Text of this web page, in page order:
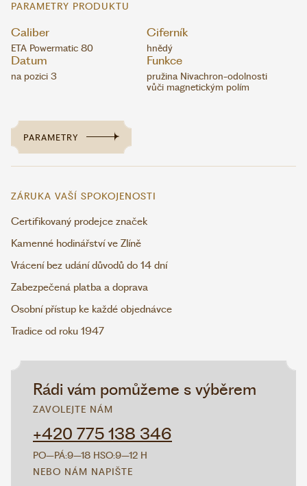
Rádi vám pomůžeme s výběrem
ZAVOLEJTE NÁM
+420 775 138 346
PO–PÁ:9–18 HSO:9–12 H
NEBO NÁM NAPIŠTE
PARAMETRY PRODUKTU
Caliber
ETA Powermatic 80
Ciferník
hnědý
Datum
na pozici 3
Funkce
pružina Nivachron-odolnosti
vůči magnetickým polím
PARAMETRY
ZÁRUKA VAŠÍ SPOKOJENOSTI
Certifikovaný prodejce značek
Kamenné hodinářství ve Zlíně
Vrácení bez udání důvodů do 14 dní
Zabezpečená platba a doprava
Osobní přístup ke každé objednávce
Tradice od roku 1947